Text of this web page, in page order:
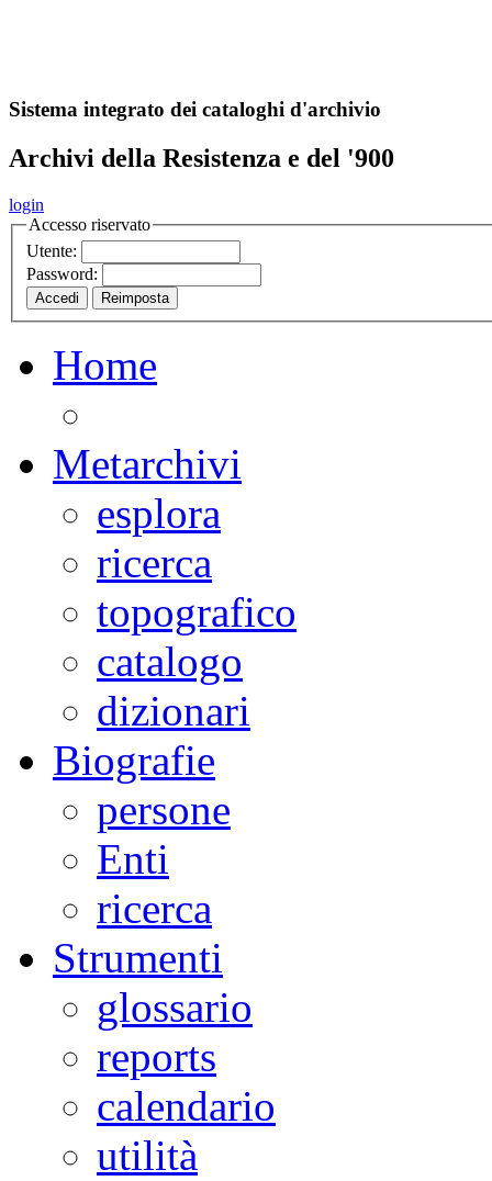
Sistema integrato dei cataloghi d'archivio
Archivi della Resistenza e del '900
login
Accesso riservato
Utente:
Password:
Home
Metarchivi
esplora
ricerca
topografico
catalogo
dizionari
Biografie
persone
Enti
ricerca
Strumenti
glossario
reports
calendario
utilità